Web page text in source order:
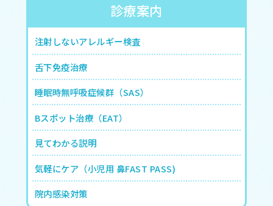
診療案内
注射しないアレルギー検査
舌下免疫治療
睡眠時無呼吸症候群（SAS）
Bスポット治療（EAT）
見てわかる説明
気軽にケア（小児用 鼻FAST PASS)
院内感染対策